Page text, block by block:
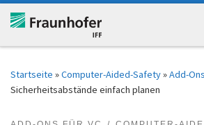
Zum Inhalt springen
Startseite »Computer-Aided-Safety»Add-
Sicherheitsabstände einfach planen